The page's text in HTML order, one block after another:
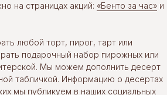
на страницах акций: «Бенто за час» и
любой торт, пирог, тарт или
подарочный набор пирожных или
Мы можем дополнить десерт
табличкой. Информацию о десертах
мы публикуем в наших социальных